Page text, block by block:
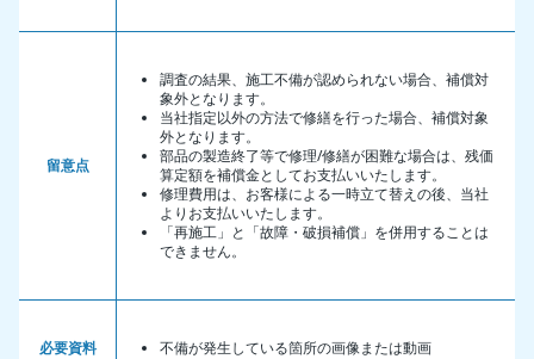
留意点
調査の結果、施工不備が認められない場合、補償対
象外となります。
当社指定以外の方法で修繕を行った場合、補償対象
外となります。
部品の製造終了等で修理/修繕が困難な場合は、残価
算定額を補償金としてお支払いいたします。
修理費用は、お客様による一時立て替えの後、当社
よりお支払いいたします。
「再施工」と「故障・破損補償」を併用することは
できません。
必要資料 不備が発生している箇所の画像または動画